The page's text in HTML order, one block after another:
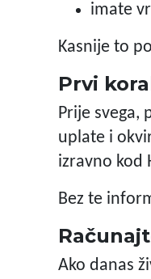
imate
Kasnije to
Prvi
Prije svega,
uplate i
izravno kod
Bez te
Ako danas